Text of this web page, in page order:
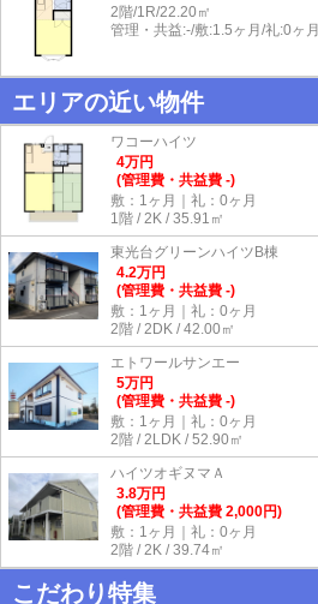
2階/1R/22.20㎡
管理・共益:-/敷:1.5ヶ月/礼:0ヶ月
エリアの近い物件
ワコーハイツ
4万円
(管理費・共益費 -)
敷：1ヶ月｜礼：0ヶ月
1階 / 2K / 35.91㎡
東光台グリーンハイツB棟
4.2万円
(管理費・共益費 -)
敷：1ヶ月｜礼：0ヶ月
2階 / 2DK / 42.00㎡
エトワールサンエー
5万円
(管理費・共益費 -)
敷：1ヶ月｜礼：0ヶ月
2階 / 2LDK / 52.90㎡
ハイツオギヌマＡ
3.8万円
(管理費・共益費 2,000円)
敷：1ヶ月｜礼：0ヶ月
2階 / 2K / 39.74㎡
こだわり特集